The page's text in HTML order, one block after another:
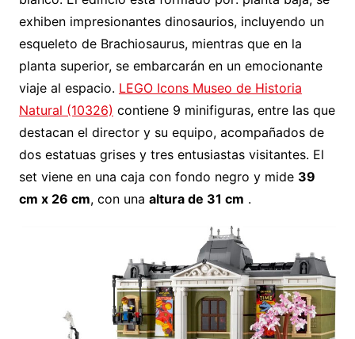
exhiben impresionantes dinosaurios, incluyendo un
esqueleto de Brachiosaurus, mientras que en la
planta superior, se embarcarán en un emocionante
viaje al espacio. LEGO Icons Museo de Historia
Natural (10326) contiene 9 minifiguras, entre las que
destacan el director y su equipo, acompañados de
dos estatuas grises y tres entusiastas visitantes. El
set viene en una caja con fondo negro y mide 39
cm x 26 cm, con una altura de 31 cm .